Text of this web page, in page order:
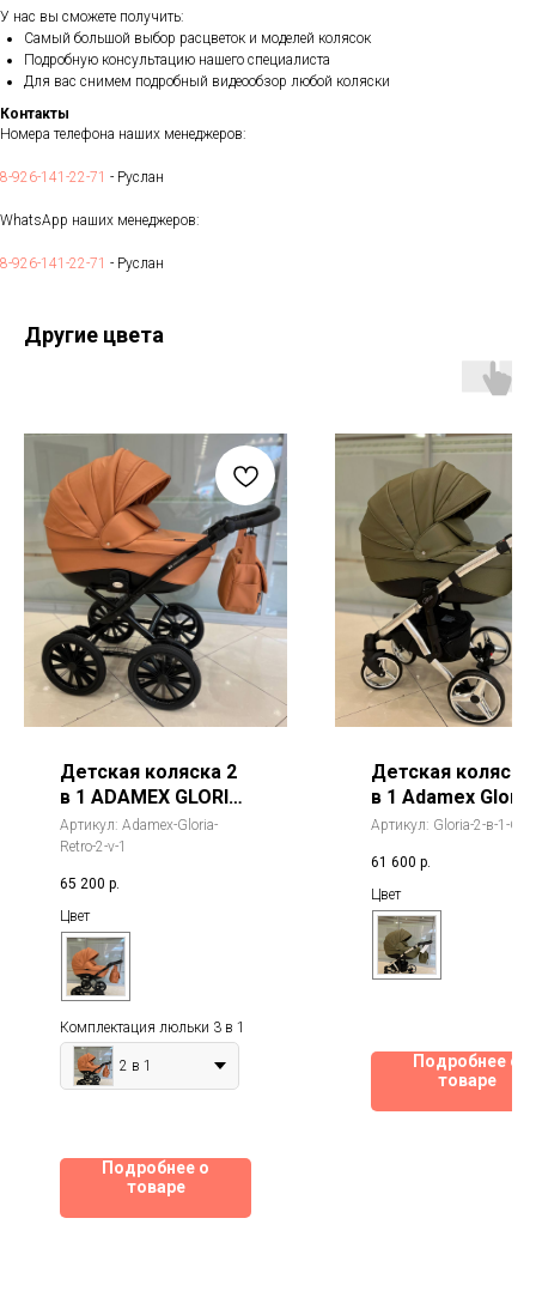
У нас вы сможете получить:
Самый большой выбор расцветок и моделей колясок
Подробную консультацию нашего специалиста
Для вас снимем подробный видеообзор любой коляски
Контакты
Номера телефона наших менеджеров:
8-926-141-22-71 - Руслан
WhatsApp наших менеджеров:
8-926-141-22-71 - Руслан
Другие цвета
Детская коляска 2
в 1 ADAMEX GLORIA
DELUX,100%
экокожа
Артикул: Adamex-Gloria-
Retro-2-v-1
65 200 р.
Цвет
Комплектация люльки 3 в 1
2 в 1
Подробнее о
товаре
Детская коляска
в 1 Adamex Gloria
Eco (Адамекс
Артикул: Gloria-2-в-1-G1
61 600 р.
Цвет
Подробнее о
товаре